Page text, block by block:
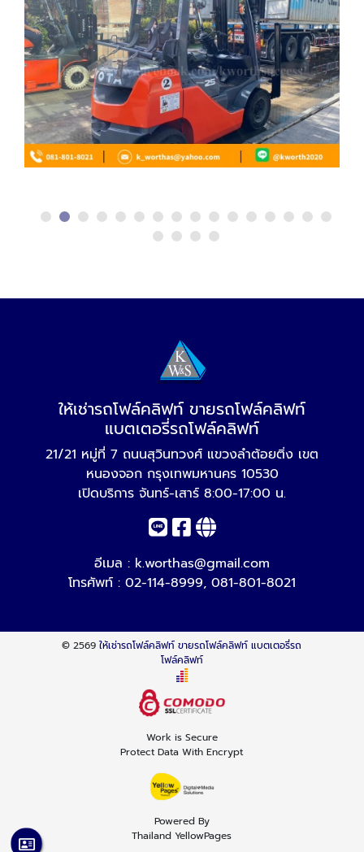
ให้เช่ารถโฟล์คลิฟท์ ขายรถโฟล์คลิฟท์
แบตเตอรี่รถโฟล์คลิฟท์
21/21 หมู่ที่ 7 ถนนสุวินทวงศ์ แขวงลำต้อยติ่ง เขต
หนองจอก กรุงเทพมหานคร 10530
เปิดบริการ จันทร์-เสาร์ 8:00-17:00 น.
อีเมล : k.worthas@gmail.com
โทรศัพท์ : 02-114-8999, 081-801-8021
© 2569ให้เช่ารถโฟล์คลิฟท์ ขายรถโฟล์คลิฟท์ แบตเตอรี่รถ
โฟล์คลิฟท์
Work is Secure
Protect Data With Encrypt
Powered By
Thailand YellowPages